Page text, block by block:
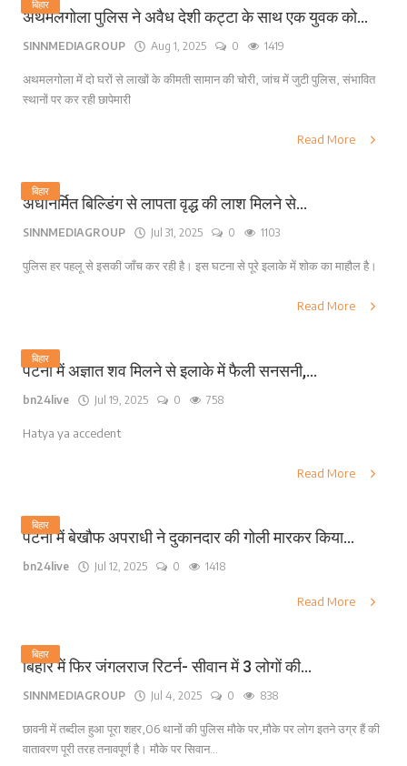
बिहार
अथमलगोला पुलिस ने अवैध देशी कट्टा के साथ एक युवक को...
SINNMEDIAGROUP Aug 1, 2025 0 1419
अथमलगोला में दो घरों से लाखों के कीमती सामान की चोरी, जांच में जुटी पुलिस, संभावित
स्थानों पर कर रही छापेमारी
Read More
बिहार
अर्धनिर्मित बिल्डिंग से लापता वृद्ध की लाश मिलने से...
SINNMEDIAGROUP Jul 31, 2025 0 1103
पुलिस हर पहलू से इसकी जाँच कर रही है। इस घटना से पूरे इलाके में शोक का माहौल है।
Read More
बिहार
पटना में अज्ञात शव मिलने से इलाके में फैली सनसनी,...
bn24live Jul 19, 2025 0 758
Hatya ya accedent
Read More
बिहार
पटना में बेखौफ अपराधी ने दुकानदार की गोली मारकर किया...
bn24live Jul 12, 2025 0 1418
Read More
बिहार
बिहार में फिर जंगलराज रिटर्न- सीवान में 3 लोगों की...
SINNMEDIAGROUP Jul 4, 2025 0 838
छावनी में तब्दील हुआ पूरा शहर,06 थानों की पुलिस मौके पर,मौके पर लोग इतने उग्र हैं की
वातावरण पूरी तरह तनावपूर्ण है। मौके पर सिवान...